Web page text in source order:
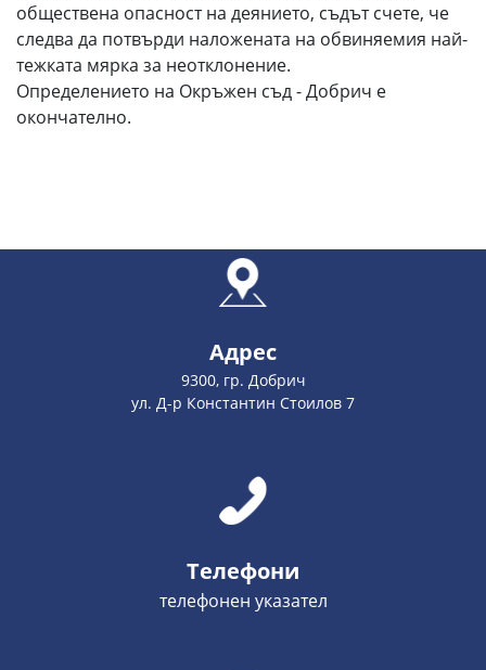
обществена опасност на деянието, съдът счете, че
следва да потвърди наложената на обвиняемия най-
тежката мярка за неотклонение.
Определението на Окръжен съд - Добрич е
окончателно.
Адрес
9300, гр. Добрич
ул. Д-р Константин Стоилов 7
Телефони
телефонен указател